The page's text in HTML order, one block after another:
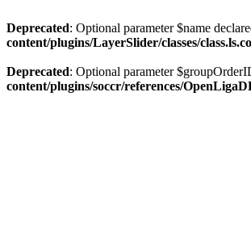
Deprecated: Optional parameter $name
content/plugins/LayerSlider/classes/
Deprecated: Optional parameter
content/plugins/soccr/references/